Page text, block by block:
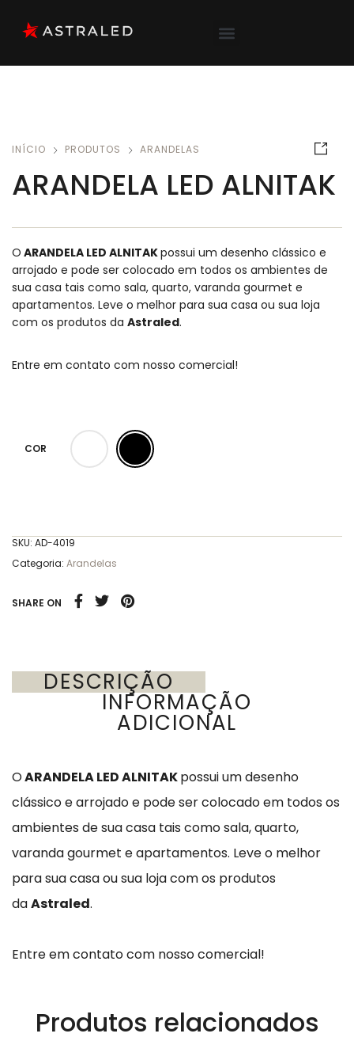
INÍCIO PRODUTOS ARANDELAS
ARANDELA LED ALNITAK
O ARANDELA LED ALNITAKpossui um desenho clássico e
arrojado e pode ser colocado em todos os ambientes de
sua casa tais como sala, quarto, varanda gourmet e
apartamentos. Leve o melhor para sua casa ou sua loja
com os produtos da Astraled.
Entre em contato com nosso comercial!
COR
SKU: AD-4019
Categoria: Arandelas
SHARE ON
DESCRIÇÃO
INFORMAÇÃO
ADICIONAL
OARANDELA LED ALNITAKpossui um desenho
clássico e arrojado e pode ser colocado em todos os
ambientes de sua casa tais como sala, quarto,
varanda gourmet e apartamentos. Leve o melhor
para sua casa ou sua loja com os produtos
daAstraled.
Entre em contato com nosso comercial!
Produtos relacionados